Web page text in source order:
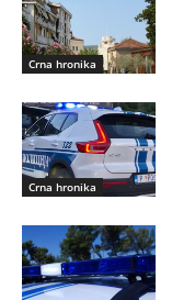
Crna hronika
Crna hronika